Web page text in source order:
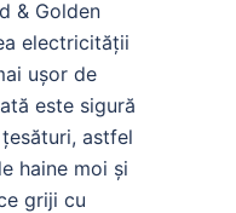
& Golden
electricității
ușor de
este sigură
astfel
haine moi și
griji cu